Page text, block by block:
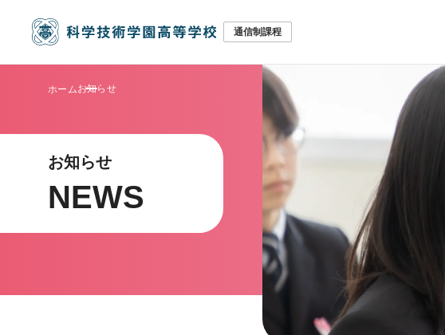
ホームお知らせ
お知らせ
NEWS